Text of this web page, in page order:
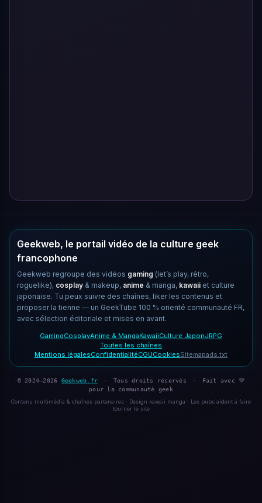
Geekweb, le portail vidéo de la culture geek
francophone
Geekweb regroupe des vidéos gaming (let’s play, rétro,
roguelike), cosplay & makeup, anime & manga, kawaii et culture
japonaise. Tu peux suivre des chaînes, liker les contenus et
proposer la tienne — un GeekTube 100 % orienté communauté FR,
avec sélection éditoriale et mises en avant.
GamingCosplayAnime & MangaKawaiiCulture JaponJRPG
Toutes les chaînes
Mentions légalesConfidentialitéCGUCookiesSitemapads.txt
© 2024–2026 Geekweb.fr · Tous droits réservés ·
Fait avec 💜
pour la communauté geek
Contenu multimédia & chaînes partenaires · Design kawaii manga · Les pubs aident à faire
tourner le site